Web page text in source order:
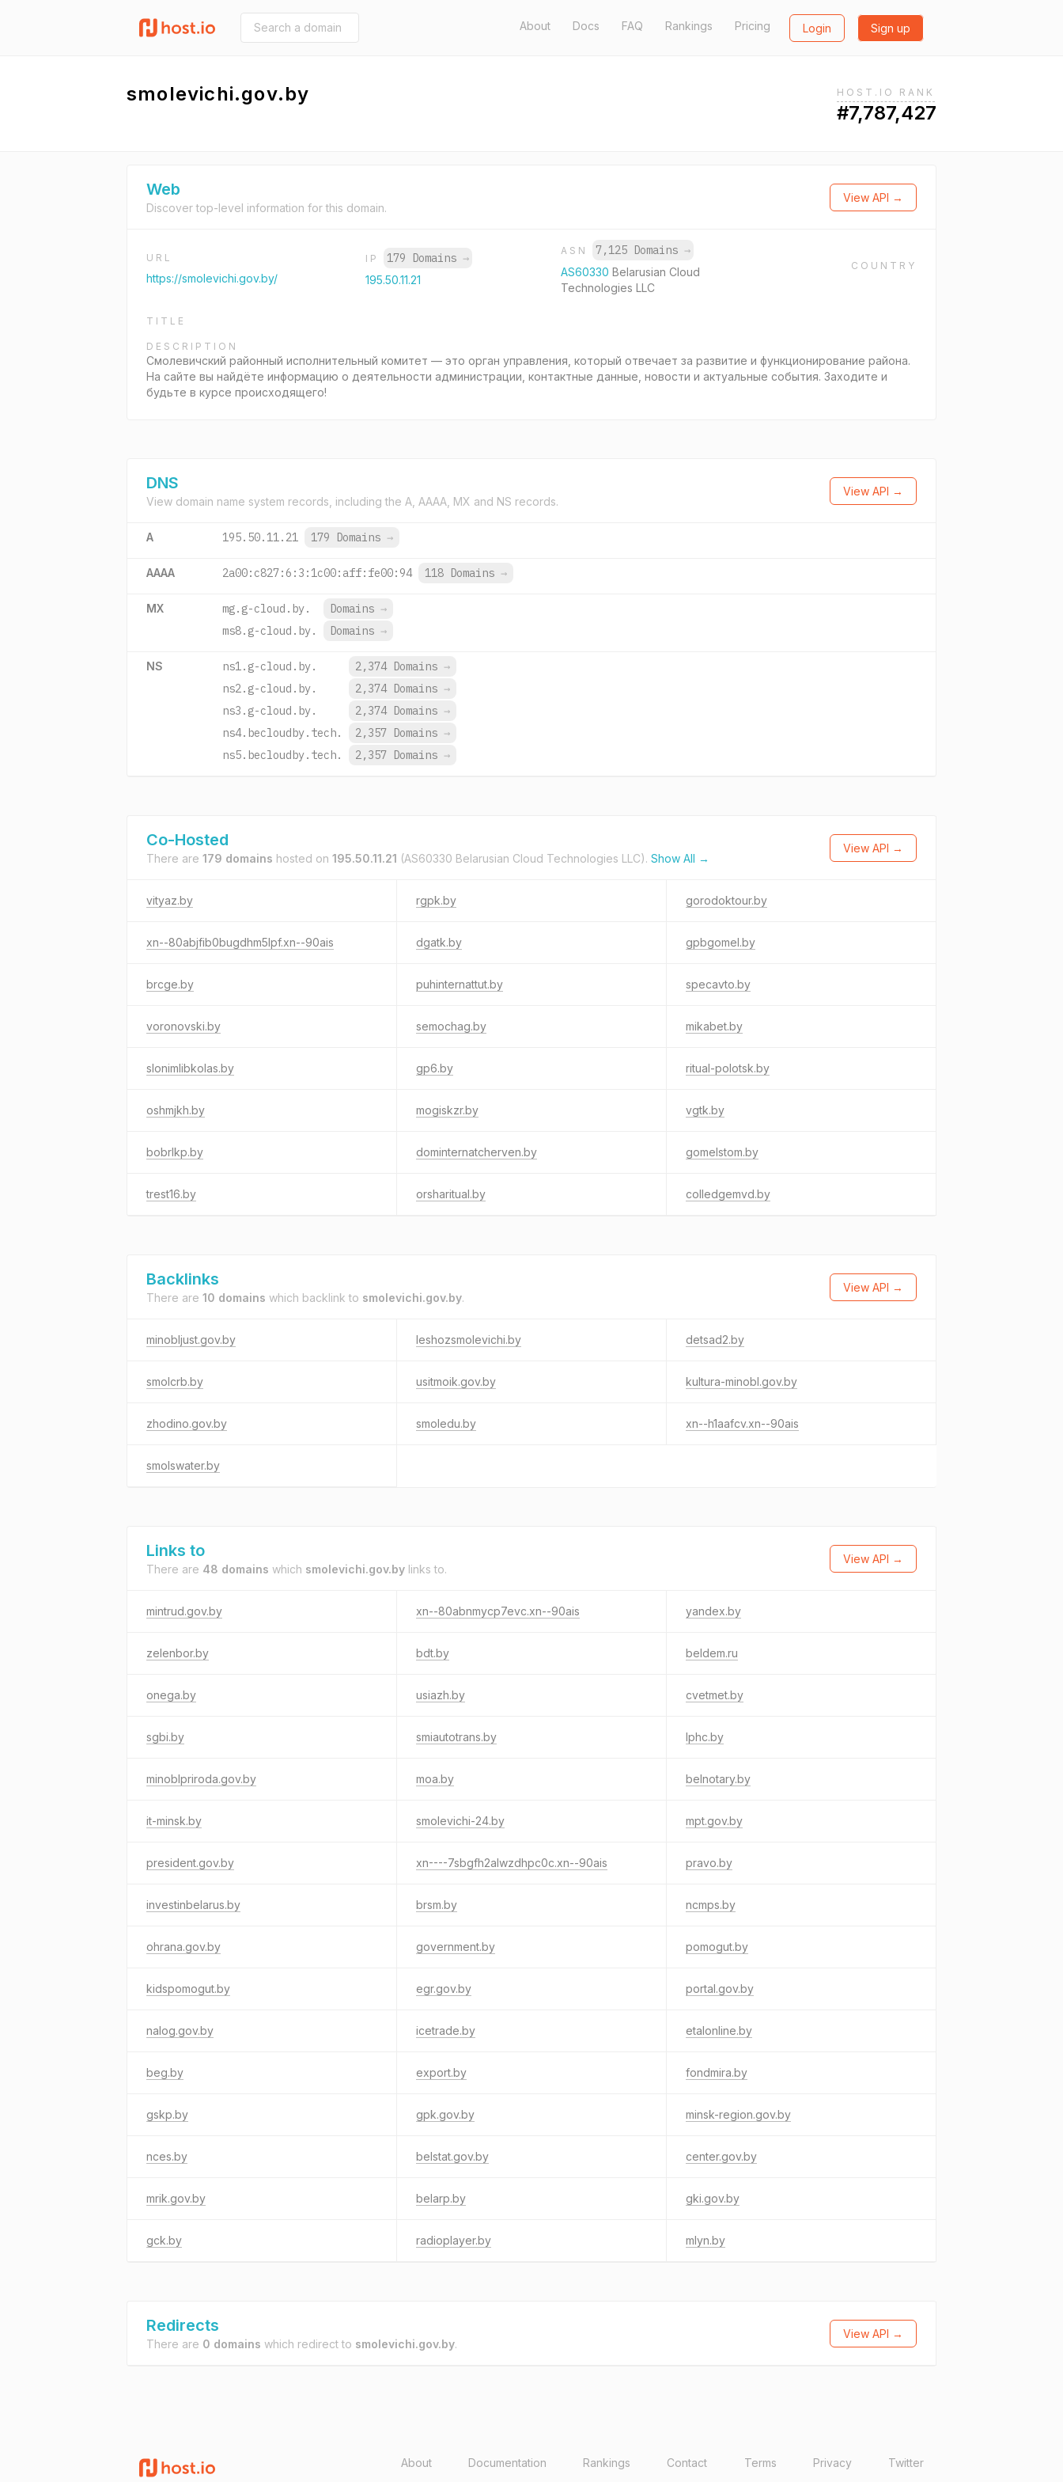
About Docs FAQ Rankings Pricing Login Sign up
smolevichi.gov.by HOST.IO RANK
#7,787,427
Web
Discover top-level information for this domain.
View API →
URL
https://smolevichi.gov.by/
IP 179 Domains →
195.50.11.21
ASN 7,125 Domains →
AS60330 Belarusian Cloud
Technologies LLC
COUNTRY
TITLE
DESCRIPTION
Смолевичский районный исполнительный комитет — это орган управления, который отвечает за развитие и функционирование района.
На сайте вы найдёте информацию о деятельности администрации, контактные данные, новости и актуальные события. Заходите и
будьте в курсе происходящего!
DNS
View domain name system records, including the A, AAAA, MX and NS records.
View API →
A 195.50.11.21 179 Domains →
AAAA 2a00:c827:6:3:1c00:aff:fe00:94 118 Domains →
MX mg.g-cloud.by. Domains →
ms8.g-cloud.by.
Domains →
NS ns1.g-cloud.by. 2,374 Domains →
ns2.g-cloud.by.
2,374 Domains →
ns3.g-cloud.by.
2,374 Domains →
ns4.becloudby.tech.
2,357 Domains →
ns5.becloudby.tech.
2,357 Domains →
Co-Hosted
There are 179 domains hosted on 195.50.11.21 (AS60330 Belarusian Cloud Technologies LLC). Show All →
View API →
vityaz.by rgpk.by gorodoktour.by
xn--80abjfib0bugdhm5lpf.xn--90ais dgatk.by gpbgomel.by
brcge.by puhinternattut.by specavto.by
voronovski.by semochag.by mikabet.by
slonimlibkolas.by gp6.by ritual-polotsk.by
oshmjkh.by mogiskzr.by vgtk.by
bobrlkp.by dominternatcherven.by gomelstom.by
trest16.by orsharitual.by colledgemvd.by
Backlinks
There are 10 domains which backlink to smolevichi.gov.by.
View API →
minobljust.gov.by leshozsmolevichi.by detsad2.by
smolcrb.by usitmoik.gov.by kultura-minobl.gov.by
zhodino.gov.by smoledu.by xn--h1aafcv.xn--90ais
smolswater.by
Links to
There are 48 domains which smolevichi.gov.by links to.
View API →
mintrud.gov.by xn--80abnmycp7evc.xn--90ais yandex.by
zelenbor.by bdt.by beldem.ru
onega.by usiazh.by cvetmet.by
sgbi.by smiautotrans.by lphc.by
minoblpriroda.gov.by moa.by belnotary.by
it-minsk.by smolevichi-24.by mpt.gov.by
president.gov.by xn----7sbgfh2alwzdhpc0c.xn--90ais pravo.by
investinbelarus.by brsm.by ncmps.by
ohrana.gov.by government.by pomogut.by
kidspomogut.by egr.gov.by portal.gov.by
nalog.gov.by icetrade.by etalonline.by
beg.by export.by fondmira.by
gskp.by gpk.gov.by minsk-region.gov.by
nces.by belstat.gov.by center.gov.by
mrik.gov.by belarp.by gki.gov.by
gck.by radioplayer.by mlyn.by
Redirects
There are 0 domains which redirect to smolevichi.gov.by.
View API →
About Documentation Rankings Contact Terms Privacy Twitter